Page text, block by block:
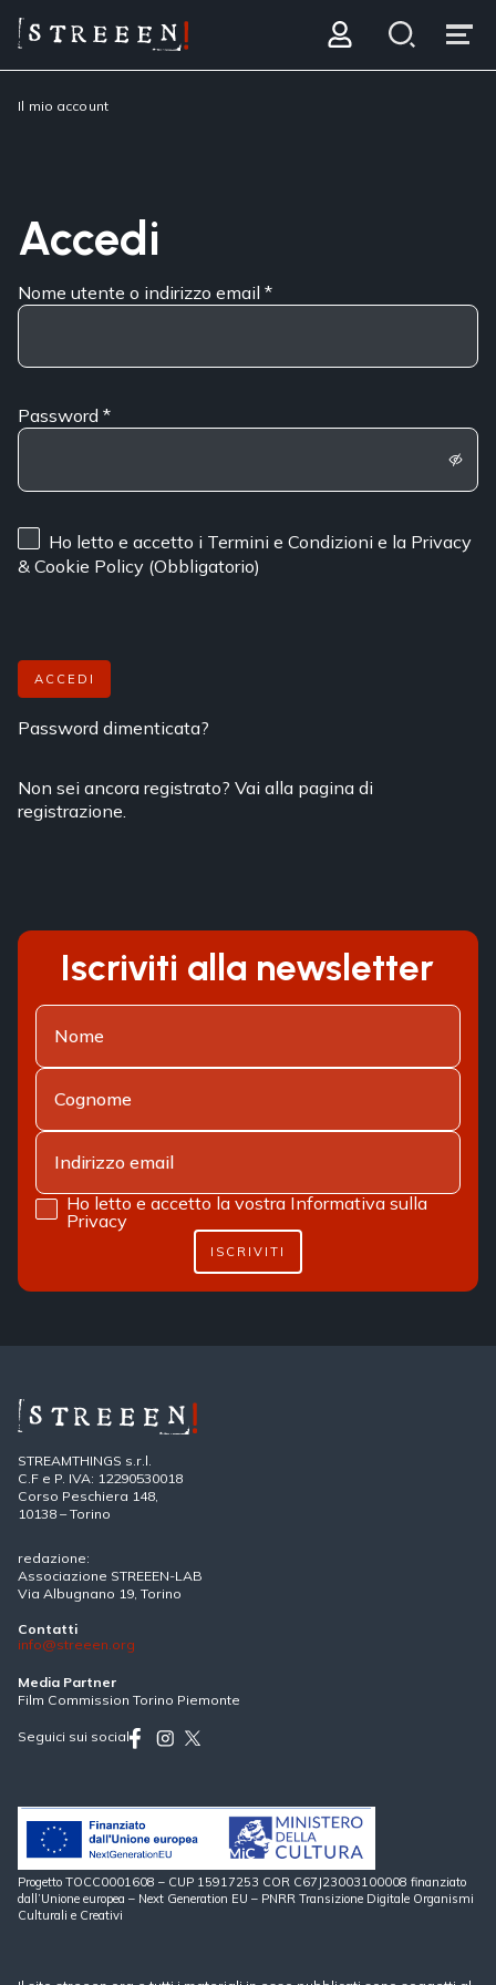
Il mio account
Accedi
Nome utente o indirizzo email*
Password*
Ho letto e accetto i Termini e Condizioni e la Privacy
& Cookie Policy (Obbligatorio)
ACCEDI
Password dimenticata?
Non sei ancora registrato? Vai alla pagina di
registrazione.
Iscriviti alla newsletter
Ho letto e accetto la vostra Informativa sulla
Privacy
ISCRIVITI
STREAMTHINGS s.r.l.
C.F e P. IVA: 12290530018
Corso Peschiera 148,
10138 – Torino
redazione:
Associazione STREEEN-LAB
Via Albugnano 19, Torino
Contatti
info@streeen.org
Media Partner
Film Commission Torino Piemonte
Seguici sui social
Progetto TOCC0001608 – CUP 15917253 COR C67J23003100008 finanziato
dall’Unione europea – Next Generation EU – PNRR Transizione Digitale Organismi
Culturali e Creativi